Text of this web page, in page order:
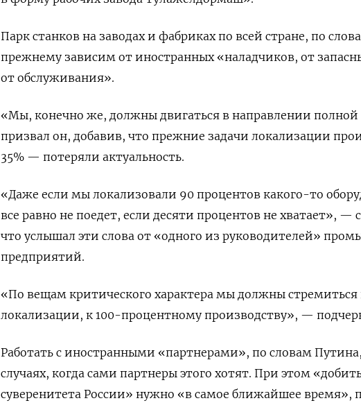
Парк станков на заводах и фабриках по всей стране, по
прежнему зависим от иностранных «наладчиков, от
от обслуживания».
«Мы, конечно же, должны двигаться в направлении
призвал он, добавив, что прежние задачи локализации
35% — потеряли актуальность.
«Даже если мы локализовали 90 процентов какого-то
все равно не поедет, если десяти процентов не хватает», —
что услышал эти слова от «одного из руководителей»
предприятий.
«По вещам критического характера мы должны
локализации, к 100-процентному производству», —
Работать с иностранными «партнерами», по словам
случаях, когда сами партнеры этого хотят. При этом
суверенитета России» нужно «в самое ближайшее время»,